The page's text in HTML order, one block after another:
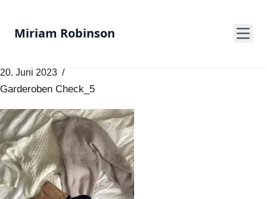
Miriam Robinson
20. Juni 2023
Garderoben Check_5